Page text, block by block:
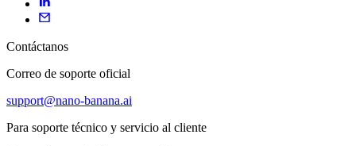
Contáctanos
Correo de soporte oficial
support@nano-banana.ai
Para soporte técnico y servicio al cliente